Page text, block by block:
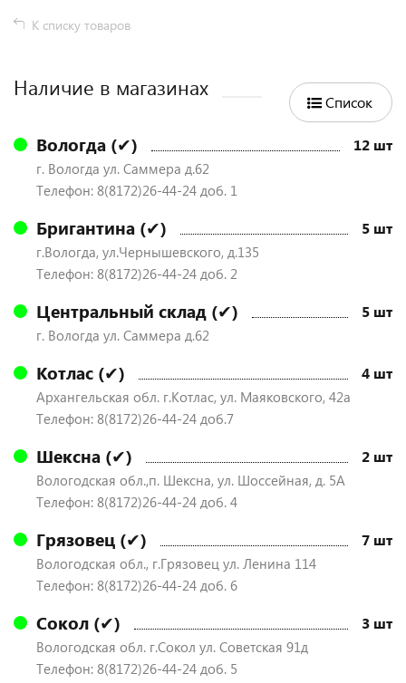
К списку товаров
Наличие в магазинах
Список
Вологда (✔) 12 шт
г. Вологда ул. Саммера д.62
Телефон: 8(8172)26-44-24 доб. 1
Бригантина (✔) 5 шт
г.Вологда, ул.Чернышевского, д.135
Телефон: 8(8172)26-44-24 доб. 2
Центральный склад (✔) 5 шт
г. Вологда ул. Саммера д.62
Котлас (✔) 4 шт
Архангельская обл. г.Котлас, ул. Маяковского, 42а
Телефон: 8(8172)26-44-24 доб.7
Шексна (✔) 2 шт
Вологодская обл.,п. Шексна, ул. Шоссейная, д. 5А
Телефон: 8(8172)26-44-24 доб. 4
Грязовец (✔) 7 шт
Вологодская обл., г.Грязовец ул. Ленина 114
Телефон: 8(8172)26-44-24 доб. 6
Сокол (✔) 3 шт
Вологодская обл. г.Сокол ул. Советская 91д
Телефон: 8(8172)26-44-24 доб. 5